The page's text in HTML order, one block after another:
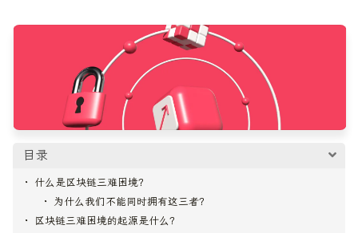
目录
什么是区块链三难困境？
为什么我们不能同时拥有这三者？
区块链三难困境的起源是什么？